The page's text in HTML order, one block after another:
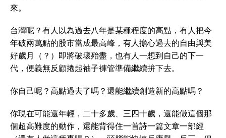
來。
台灣呢？有人以為過去八年是某種程度的高點，有人把今
年破兩萬點的股市當成最高峰，有人擔心過去的自由與美
好歲月（？）即將破壞殆盡，也有人一想到自己的下一
代，便義無反顧捲起袖子褲管準備繼續拚下去。
你自己呢？高點過去了嗎？還能繼續創造新的高點嗎？
你現在可能還年輕，二十多歲、三四十歲，還能做這個那
個超高難度的動作，還能背得住一首詩一篇文章一部經